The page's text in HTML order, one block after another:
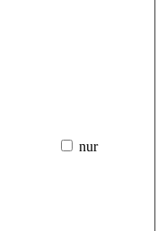
nur